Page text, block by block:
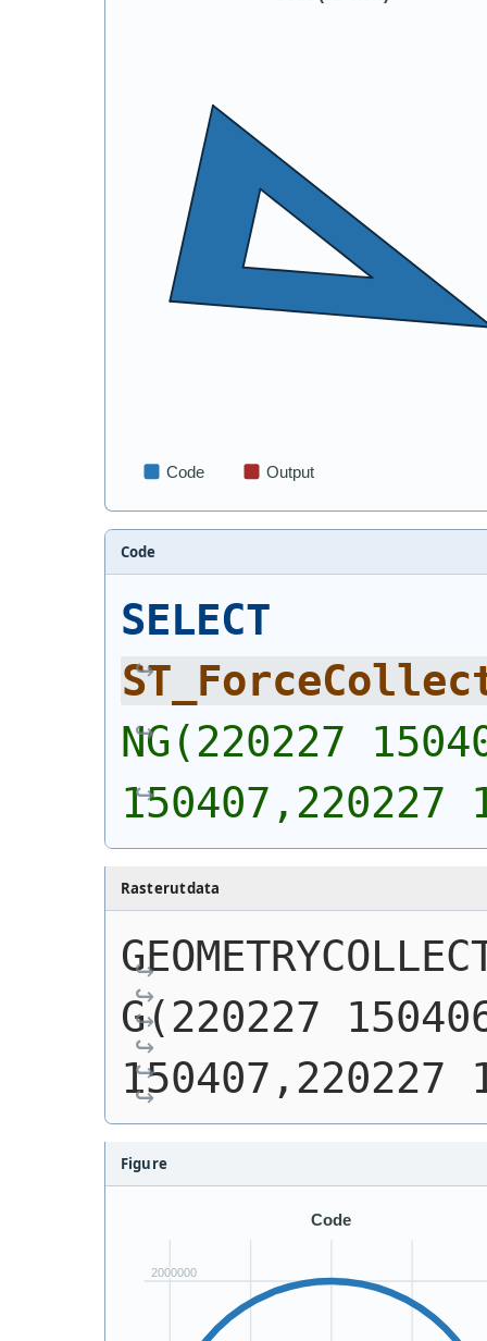
Code
SELECT
NG(220227
150407,220227
Rasterutdata
G(220227
150407,220227
Figure